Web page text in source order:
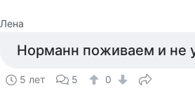
Лена
Норманн поживаем и не
5 лет 5 0